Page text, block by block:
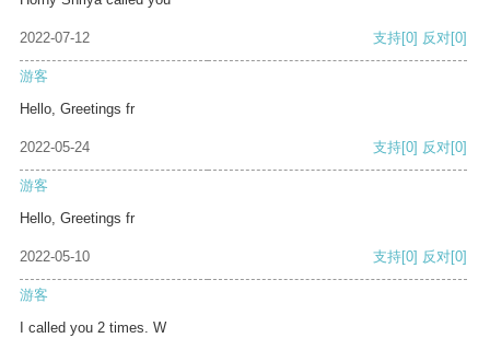
2022-07-12 支持[0] 反对[0]
游客
Hello, Greetings fr
2022-05-24 支持[0] 反对[0]
游客
Hello, Greetings fr
2022-05-10 支持[0] 反对[0]
游客
I called you 2 times. W